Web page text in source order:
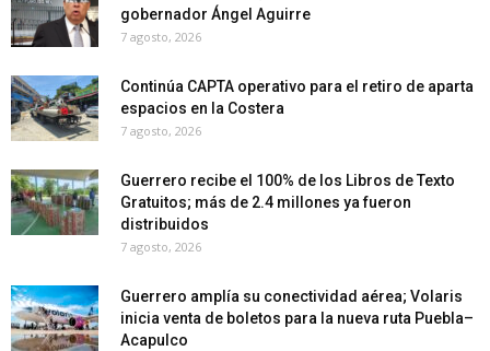
gobernador Ángel Aguirre
7 agosto, 2026
Continúa CAPTA operativo para el retiro de aparta
espacios en la Costera
7 agosto, 2026
Guerrero recibe el 100% de los Libros de Texto
Gratuitos; más de 2.4 millones ya fueron
distribuidos
7 agosto, 2026
Guerrero amplía su conectividad aérea; Volaris
inicia venta de boletos para la nueva ruta Puebla–
Acapulco